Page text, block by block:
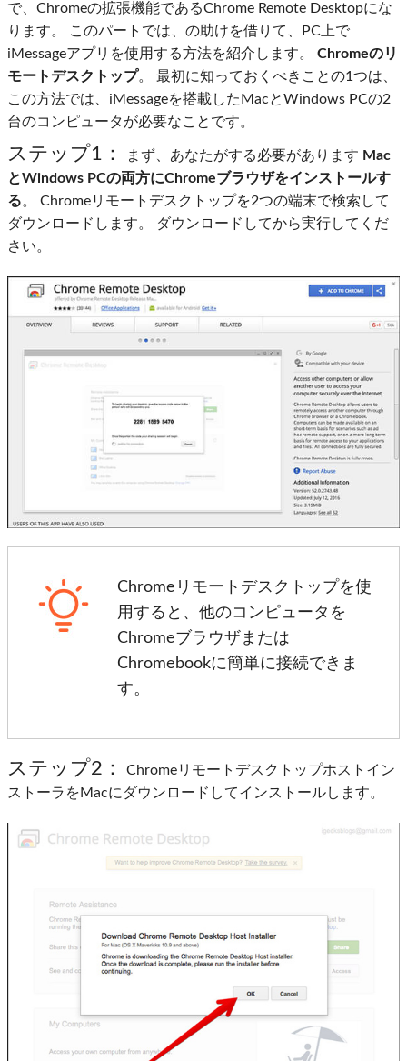
で、Chromeの拡張機能であるChrome Remote Desktopにな
ります。 このパートでは、の助けを借りて、PC上で
iMessageアプリを使用する方法を紹介します。 Chromeのリ
モートデスクトップ。 最初に知っておくべきことの1つは、
この方法では、iMessageを搭載したMacとWindows PCの2
台のコンピュータが必要なことです。
ステップ1： まず、あなたがする必要があります Mac
とWindows PCの両方にChromeブラウザをインストールす
る。 Chromeリモートデスクトップを2つの端末で検索して
ダウンロードします。 ダウンロードしてから実行してくだ
さい。
Chromeリモートデスクトップを使
用すると、他のコンピュータを
Chromeブラウザまたは
Chromebookに簡単に接続できま
す。
ステップ2：
Chromeリモートデスクトップホストイン
ストーラをMacにダウンロードしてインストールします。